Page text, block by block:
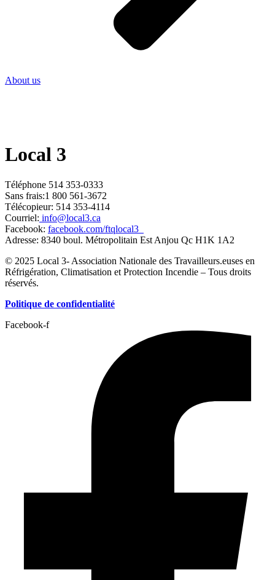
About us
Local 3
Téléphone 514 353-0333
Sans frais:1 800 561-3672
Télécopieur: 514 353-4114
Courriel: info@local3.ca
Facebook: facebook.com/ftqlocal3
Adresse: 8340 boul. Métropolitain Est Anjou Qc H1K 1A2
© 2025 Local 3- Association Nationale des Travailleurs.euses en
Réfrigération, Climatisation et Protection Incendie – Tous droits
réservés.
Politique de confidentialité
Facebook-f